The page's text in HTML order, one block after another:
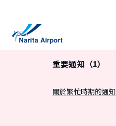
重要通知（1）
關於繁忙時期的通知